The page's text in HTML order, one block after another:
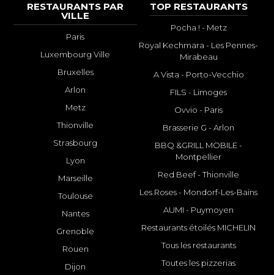
RESTAURANTS PAR
VILLE
Paris
Luxembourg Ville
Bruxelles
Arlon
Metz
Thionville
Strasbourg
Lyon
Marseille
Toulouse
Nantes
Grenoble
Rouen
Dijon
TOP RESTAURANTS
Pocha ! - Metz
Royal Kechmara - Les Pennes-
Mirabeau
A Vista - Porto-Vecchio
FILS - Limoges
Ovvio - Paris
Brasserie G - Arlon
BBQ &GRILL MOBILE -
Montpellier
Red Beef - Thionville
Les Roses - Mondorf-Les-Bains
AUMI - Puymoyen
Restaurants étoilés MICHELIN
Tous les restaurants
Toutes les pizzerias